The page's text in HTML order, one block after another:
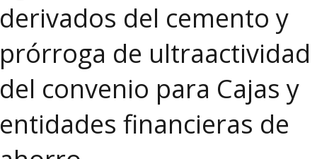
derivados del cemento y
prórroga de ultraactividad
del convenio para Cajas y
entidades financieras de